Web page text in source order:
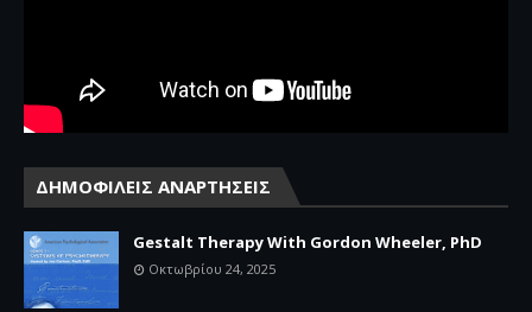
ΔΗΜΟΦΙΛΕΙΣ ΑΝΑΡΤΗΣΕΙΣ
Gestalt Therapy With Gordon Wheeler, PhD
Οκτωβρίου 24, 2025